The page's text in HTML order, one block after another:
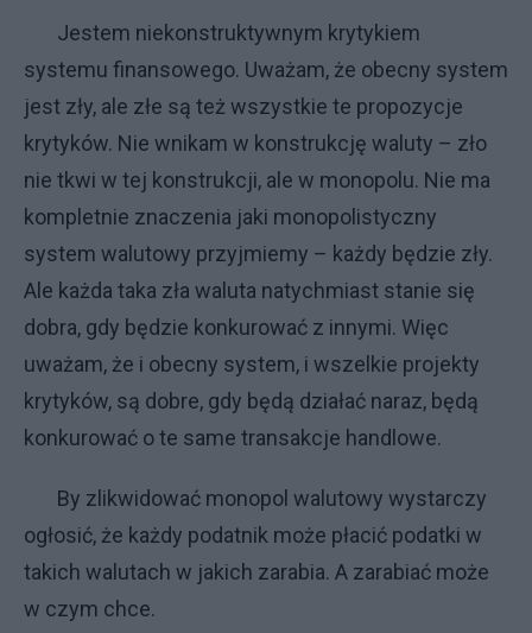
Jestem niekonstruktywnym krytykiem
systemu finansowego. Uważam, że obecny system
jest zły, ale złe są też wszystkie te propozycje
krytyków. Nie wnikam w konstrukcję waluty – zło
nie tkwi w tej konstrukcji, ale w monopolu. Nie ma
kompletnie znaczenia jaki monopolistyczny
system walutowy przyjmiemy – każdy będzie zły.
Ale każda taka zła waluta natychmiast stanie się
dobra, gdy będzie konkurować z innymi. Więc
uważam, że i obecny system, i wszelkie projekty
krytyków, są dobre, gdy będą działać naraz, będą
konkurować o te same transakcje handlowe.
By zlikwidować monopol walutowy wystarczy
ogłosić, że każdy podatnik może płacić podatki w
takich walutach w jakich zarabia. A zarabiać może
w czym chce.